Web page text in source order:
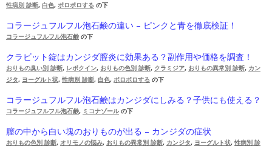
性病別 診断, 白色, ポロポロする の下
コラージュフルフル泡石鹸の違い – ピンクと青を徹底検証！
コラージュフルフル泡石鹸 の下
クラビット錠はカンジダ膣炎に効果ある？副作用や価格を調査！
おりもの臭い別 診断, レボクイン, おりもの色別 診断, クラミジア, おりもの異常別 診断, カン
ジタ, ヨーグルト状, 性病別 診断, 白色, ポロポロする の下
コラージュフルフル泡石鹸はカンジダにしみる？子供にも使える？
コラージュフルフル泡石鹸, ミコナゾールの下
膣の中から白い塊のおりものが出る – カンジダの症状
おりもの色別 診断, オリモノの悩み, おりもの異常別 診断, カンジタ, ヨーグルト状, 性病別 診